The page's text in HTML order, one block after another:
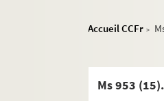
Accueil CCFr >